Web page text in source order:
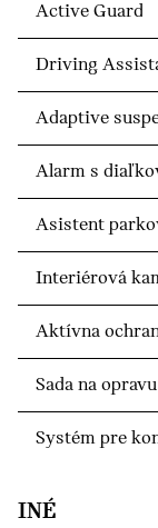
Active Guard
Driving
Adaptive
Alarm s
Asistent
Interiérová
Aktívna
Sada na
Systém pre
INÉ